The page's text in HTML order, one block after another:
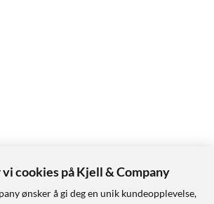
cookies på Kjell & Company
ønsker å gi deg en unik kundeopplevelse,